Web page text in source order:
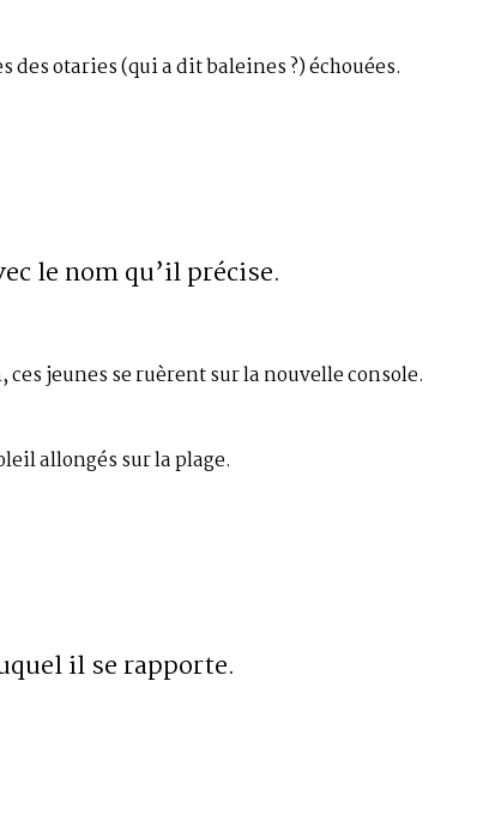
otaries (qui a dit baleines ?) échouées.
le nom qu’il précise.
jeunes se ruèrent sur la nouvelle console.
allongés sur la plage.
il se rapporte.